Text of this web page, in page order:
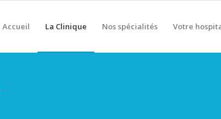
Accueil La Clinique Nos spécialités Votre